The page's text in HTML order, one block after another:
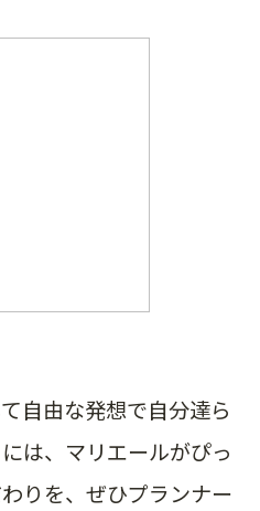
自由な発想で自分達ら
は、マリエールがぴっ
りを、ぜひプランナー